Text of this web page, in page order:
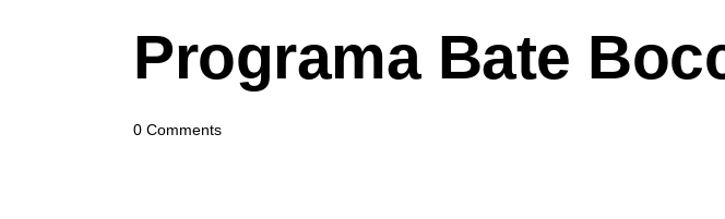
Programa Bate
0 Comments